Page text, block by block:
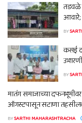
तडवळे
आवारे;
BY
कसई
BY
मातंग समाजाच्या
ऑगस्टपासून सटाणा
BYSARTHI MAHARASHTRACHA